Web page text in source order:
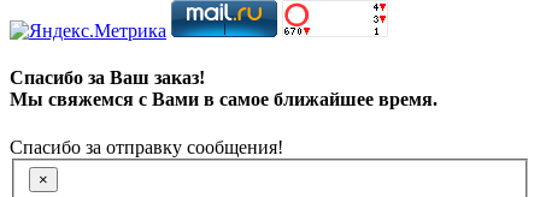
Спасибо за Ваш заказ!
Мы свяжемся с Вами в самое ближайшее время.
Спасибо за отправку сообщения!
×